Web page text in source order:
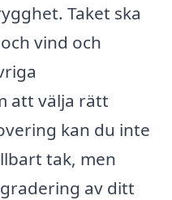
Taket ska
vind och
att välja rätt
kan du inte
tak, men
av ditt